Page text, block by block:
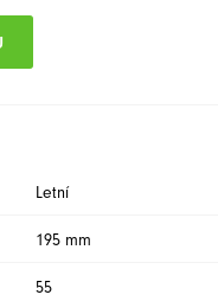
Letní
195 mm
55